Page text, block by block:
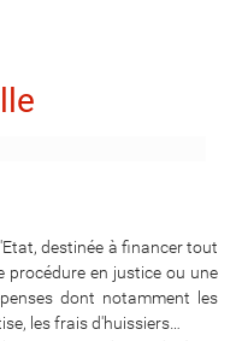
destinée à financer tout
procédure en justice ou une
dont notamment les
les frais d'huissiers…